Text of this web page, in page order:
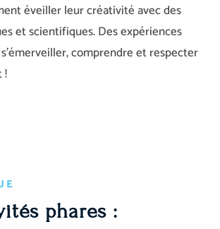
éveiller leur créativité avec des
et scientifiques. Des expériences
comprendre et respecter
!
phares :